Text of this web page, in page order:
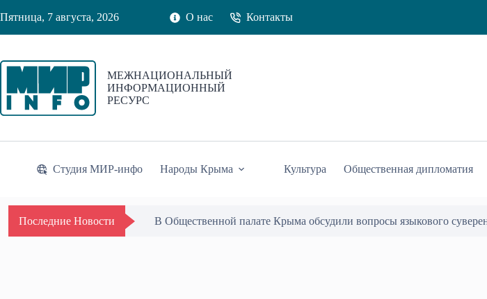
к
Пятница, 7 августа, 2026 О нас Контакты
МЕЖНАЦИОНАЛЬНЫЙ
ИНФОРМАЦИОННЫЙ
РЕСУРС
Студия МИР-инфо Народы Крыма Культура Общественная дипломатия
Последние Новости Минсельхоз России готовит запуск мобильного приложения